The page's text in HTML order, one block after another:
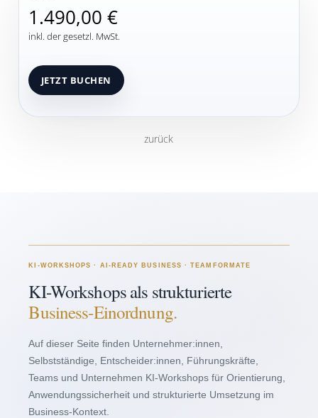
1.490,00 €
inkl. der gesetzl. MwSt.
zurück
KI-WORKSHOPS · AI-READY BUSINESS · TEAMFORMATE
KI-Workshops als strukturierte
Business-Einordnung.
Auf dieser Seite finden Unternehmer:innen,
Selbstständige, Entscheider:innen, Führungskräfte,
Teams und Unternehmen KI-Workshops für Orientierung,
Anwendungssicherheit und strukturierte Umsetzung im
Business-Kontext.